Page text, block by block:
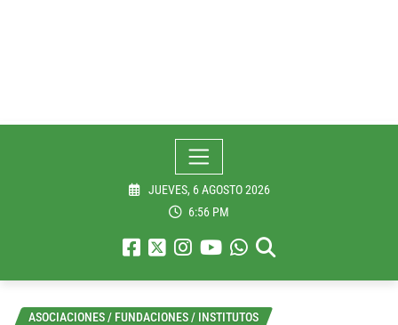
JUEVES, 6 AGOSTO 2026
6:56 PM
ASOCIACIONES / FUNDACIONES / INSTITUTOS